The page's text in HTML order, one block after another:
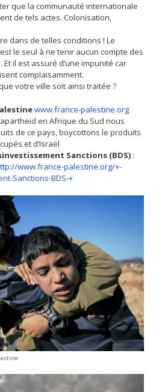
que la communauté internationale
de tels actes. Colonisation,
dans de telles conditions ! Le
le seul à ne tenir aucun compte des
Et il est assuré d’une impunité car
complaisamment.
votre ville soit ainsi traitée ?
www.france-palestine.org
en Afrique du Sud nous
de ce pays, boycottons le produits
et d’Israël
Sanctions (BDS) :
www.france-palestine.org/+-
Sanctions-BDS-+